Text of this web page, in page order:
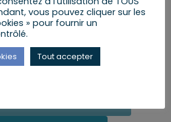
RECEVOIR LA NEWSLETTER
vous pouvez cliquer sur les
» pour fournir un
Tout accepter